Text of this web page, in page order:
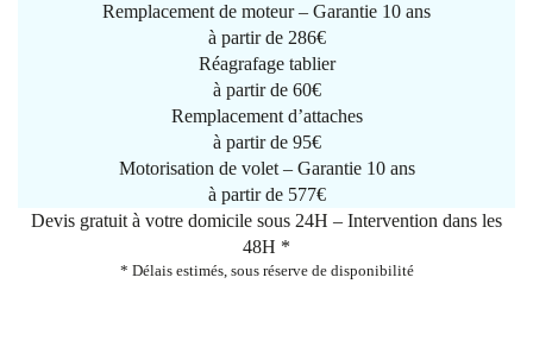
Remplacement de moteur – Garantie 10 ans
à partir de 286€
Réagrafage tablier
à partir de 60€
Remplacement d’attaches
à partir de 95€
Motorisation de volet – Garantie 10 ans
à partir de 577€
Devis gratuit à votre domicile sous 24H – Intervention dans les
48H *
* Délais estimés, sous réserve de disponibilité